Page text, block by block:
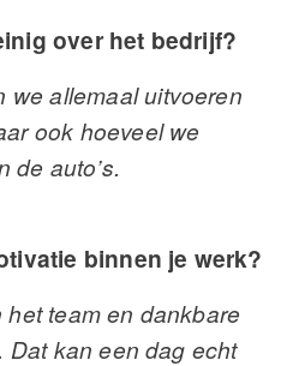
over het bedrijf?
we allemaal uitvoeren
ook hoeveel we
de auto’s.
binnen je werk?
team en dankbare
Dat kan een dag echt